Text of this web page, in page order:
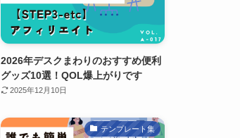
2026年デスクまわりのおすすめ便利
グッズ10選！QOL爆上がりです
2025年12月10日
テンプレート集